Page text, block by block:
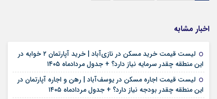
اخبار مشابه
لیست قیمت خرید مسکن در نازی‌آباد | خرید آپارتمان ۲ خوابه در
این منطقه چقدر سرمایه نیاز دارد؟ + جدول مردادماه ۱۴۰۵
لیست قیمت اجاره مسکن در یوسف‌آباد | رهن و اجاره آپارتمان در
این منطقه چقدر بودجه نیاز دارد؟ + جدول مردادماه ۱۴۰۵